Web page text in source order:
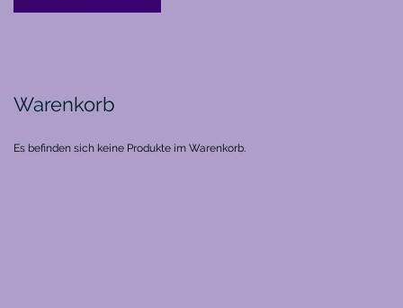
Warenkorb
Es befinden sich keine Produkte im Warenkorb.